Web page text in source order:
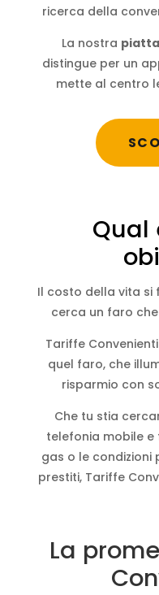
ricerca della
La nostra
distingue per un
mette al centro
Qual
Il costo della vita si
cerca un faro
Tariffe
quel faro, che
risparmio con
Che tu stia
telefonia mobile e
gas o le condizioni
prestiti, Tariffe
La